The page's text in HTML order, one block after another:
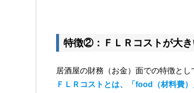
特徴②：ＦＬＲコストが大
居酒屋の財務（お金）面での特徴と
ＦＬＲコストとは、「food（材料費